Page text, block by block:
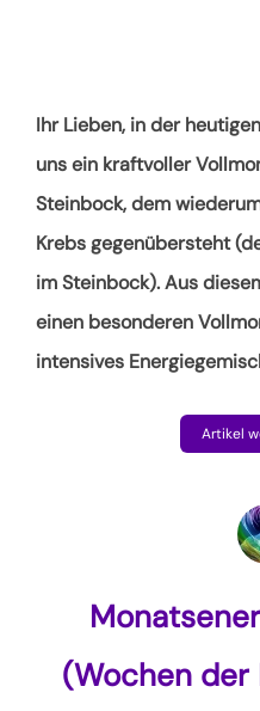
Ihr Lieben, in der
uns ein kraftvoller
Steinbock, dem
Krebs gegenübersteht
im Steinbock). Aus
einen besonderen
intensives
Artikel
(Wochen der